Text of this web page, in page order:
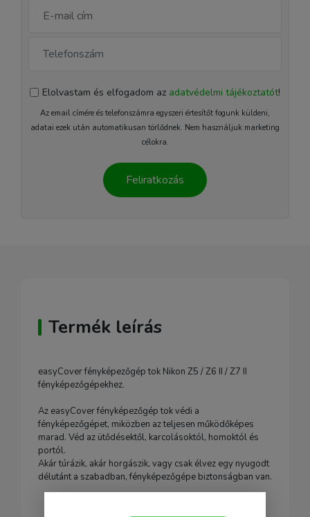
Elolvastam és elfogadom az adatvédelmi tájékoztatót!
Az email címére és telefonszámra egyszeri értesítőt fogunk küldeni,
adatai ezek után automatikusan törlődnek. Nem használjuk marketing
célokra.
Feliratkozás
Termék leírás
easyCover fényképezőgép tok Nikon Z5 / Z6 II / Z7 II
fényképezőgépekhez.
Az easyCover fényképezőgép tok védi a
fényképezőgépet, miközben az teljesen működőképes
marad. Véd az ütődésektől, karcolásoktól, homoktól és
portól.
Akár túrázik, akár horgászik, vagy csak élvez egy nyugodt
délutánt a szabadban, fényképezőgépe biztonságban van.